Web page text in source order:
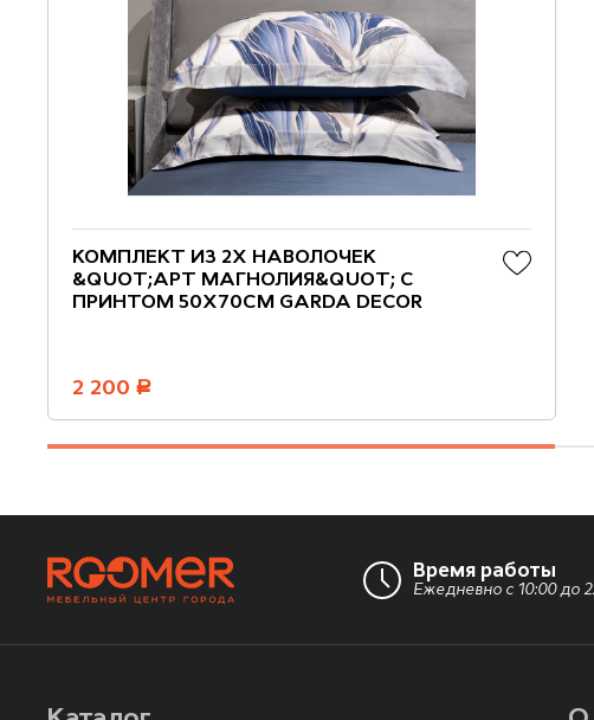
КОМПЛЕКТ ИЗ 2Х НАВОЛОЧЕК
&QUOT;АРТ МАГНОЛИЯ&QUOT; С
ПРИНТОМ 50Х70СМ GARDA DECOR
2 200 руб.
Время работы
Ежедневно с 10:00 до